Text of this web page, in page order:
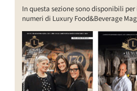
In questa sezione sono disponibili
numeri di Luxury Food&Beverage